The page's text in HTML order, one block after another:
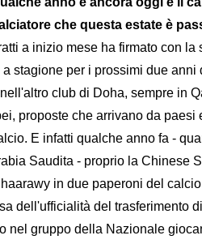
che questa estate è
a inizio mese ha firmato con la
stagione per i prossimi due anni
club di Doha, sempre in
proposte che arrivano da paesi
E infatti qualche anno fa -
Saudita - proprio la Chinese
in due paperoni del
dell'ufficialità del trasferimento
nel gruppo della Nazionale